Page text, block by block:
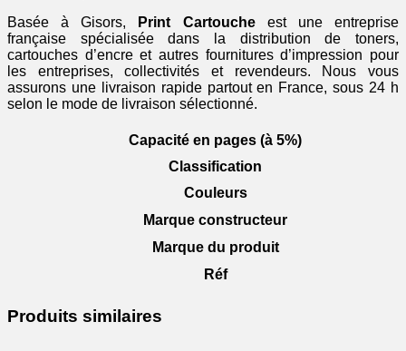
Basée à Gisors,
Print Cartoucheest une entreprise
française spécialisée dans la distribution de toners,
cartouches d’encre et autres fournitures d’impression pour
les entreprises, collectivités et revendeurs. Nous vous
assurons une livraison rapide partout en France, sous 24 h
selon le mode de livraison sélectionné.
Capacité en pages (à 5%)
Classification
Couleurs
Marque constructeur
Marque du produit
Réf
Produits similaires